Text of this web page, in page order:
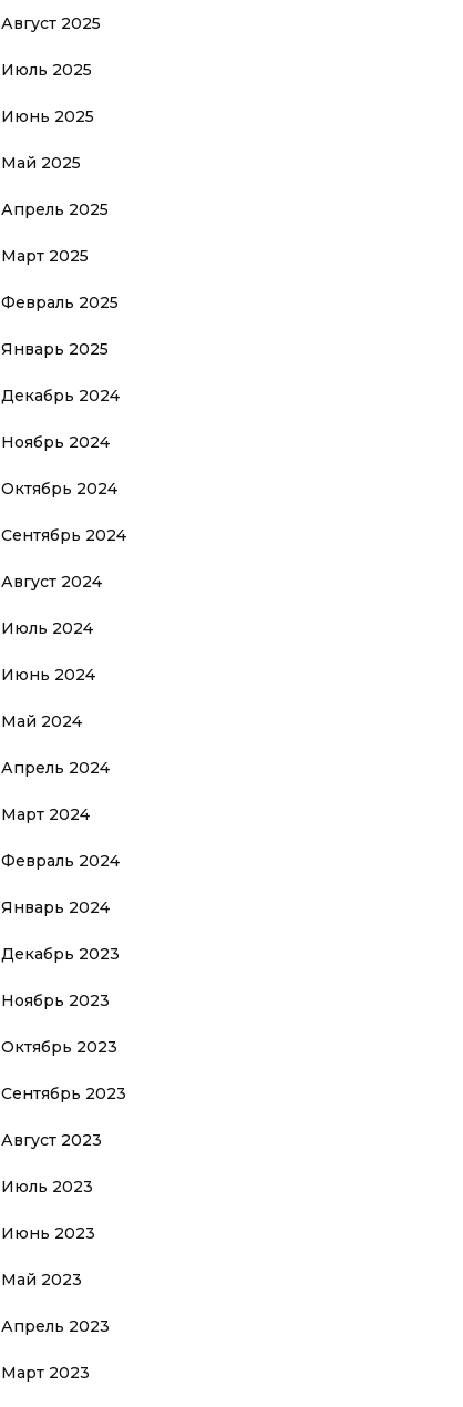
Август 2025
Июль 2025
Июнь 2025
Май 2025
Апрель 2025
Март 2025
Февраль 2025
Январь 2025
Декабрь 2024
Ноябрь 2024
Октябрь 2024
Сентябрь 2024
Август 2024
Июль 2024
Июнь 2024
Май 2024
Апрель 2024
Март 2024
Февраль 2024
Январь 2024
Декабрь 2023
Ноябрь 2023
Октябрь 2023
Сентябрь 2023
Август 2023
Июль 2023
Июнь 2023
Май 2023
Апрель 2023
Март 2023